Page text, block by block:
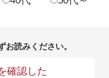
お読みください。
確認した